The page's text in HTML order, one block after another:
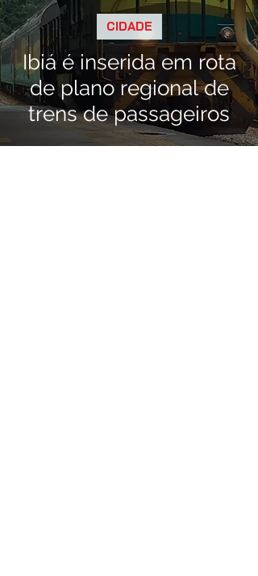
Ibiá é inserida em rota
de plano regional de
trens de passageiros
CIDADE